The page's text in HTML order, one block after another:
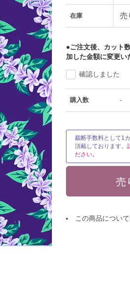
在庫 売
●ご注文後、カット
加した金額に変更い
確認しました
購入数 -
裁断手数料として1
頂戴しております。
ださい。
この商品につい